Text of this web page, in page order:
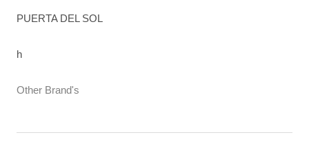
PUERTA DEL SOL
h
Other Brand's